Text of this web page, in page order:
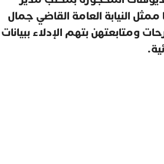
النيابة العامة القاضي جمال
ومتابعتهن بتهم الإدلاء ببيانات